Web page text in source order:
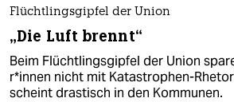
Flüchtlingsgipfel der Union
„Die Luft brennt“
Beim Flüchtlingsgipfel der Union
r*in­nen nicht mit Katastrophen-
scheint drastisch in den Kommunen.